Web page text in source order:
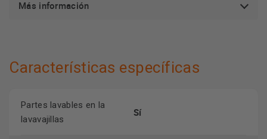
Más información
Características específicas
Partes lavables en la
lavavajillas
Sí